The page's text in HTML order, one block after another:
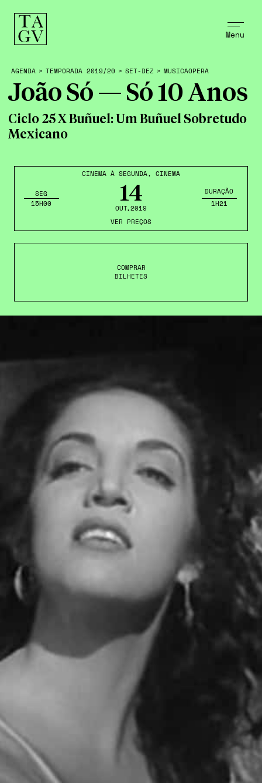
Menu
CINEMA À SEGUNDA, CINEMA
14
OUT,2019
SEG
15H00
DURAÇÃO
1H21
VER PREÇOS
COMPRAR
BILHETES
AGENDA > TEMPORADA 2019/20 > SET-DEZ > MUSICAOPERA
João Só — Só 10 Anos
Ciclo 25 X Buñuel: Um Buñuel Sobretudo
Mexicano